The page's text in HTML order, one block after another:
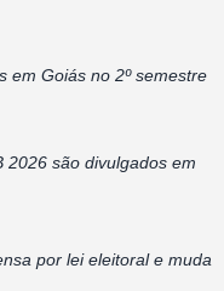
em Goiás no 2º semestre
2026 são divulgados em
por lei eleitoral e muda